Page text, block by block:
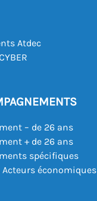
Atdec
– de 26 ans
+ de 26 ans
spécifiques
économiques